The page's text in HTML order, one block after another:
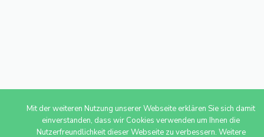
Mit der weiteren Nutzung unserer Webseite erklären Sie sich damit
einverstanden, dass wir Cookies verwenden um Ihnen die
Nutzerfreundlichkeit dieser Webseite zu verbessern. Weitere